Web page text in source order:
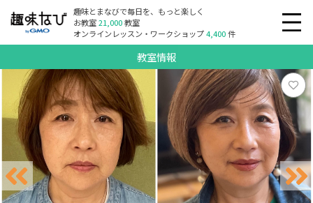
趣味とまなびで毎日を、もっと楽しく
お教室21,000教室
オンラインレッスン・ワークショップ4,400件
教室情報